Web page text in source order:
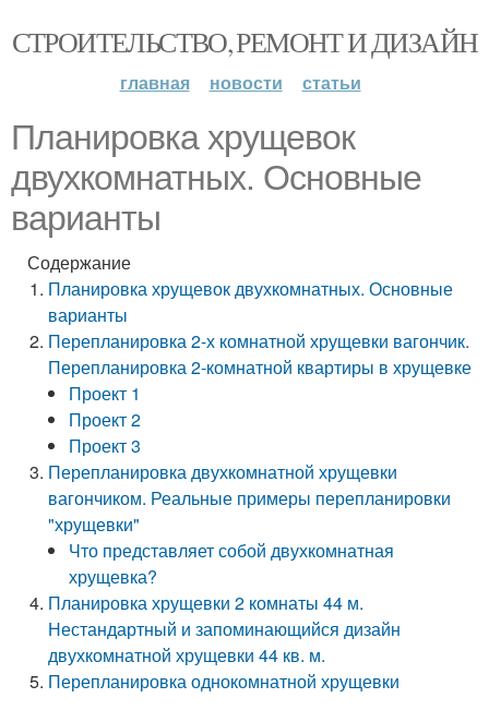
СТРОИТЕЛЬСТВО, РЕМОНТ И ДИЗАЙН
главная новости статьи
Планировка хрущевок
двухкомнатных. Основные
варианты
Содержание
Планировка хрущевок двухкомнатных. Основные
варианты
Перепланировка 2-х комнатной хрущевки вагончик.
Перепланировка 2-комнатной квартиры в хрущевке
Проект 1
Проект 2
Проект 3
Перепланировка двухкомнатной хрущевки
вагончиком. Реальные примеры перепланировки
"хрущевки"
Что представляет собой двухкомнатная
хрущевка?
Планировка хрущевки 2 комнаты 44 м.
Нестандартный и запоминающийся дизайн
двухкомнатной хрущевки 44 кв. м.
Перепланировка однокомнатной хрущевки